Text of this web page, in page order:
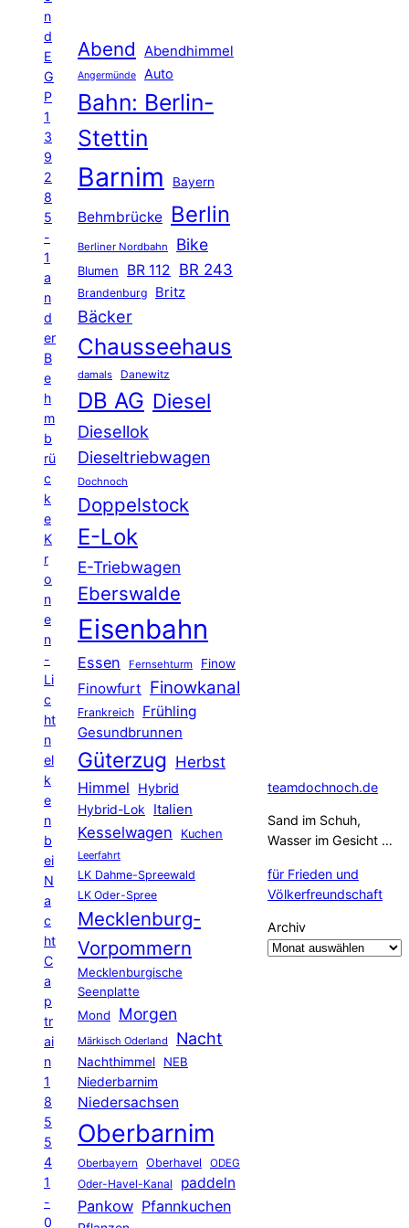
n
d
E
G
P
1
3
9
2
8
5
-
1
a
n
d
er
B
e
h
m
b
rü
c
k
e
K
r
o
n
e
n
-
Li
c
ht
n
el
k
e
n
b
ei
N
a
c
ht
C
a
p
tr
ai
n
1
8
5
5
4
1
-
0
Abend Abendhimmel
Angermünde Auto
Bahn: Berlin-
Stettin
Barnim Bayern
Behmbrücke Berlin
Berliner Nordbahn Bike
Blumen BR 112 BR 243
Brandenburg Britz
Bäcker
Chausseehaus
damals Danewitz
DB AG Diesel
Diesellok
Dieseltriebwagen
Dochnoch
Doppelstock
E-Lok
E-Triebwagen
Eberswalde
Eisenbahn
Essen Fernsehturm Finow
Finowfurt Finowkanal
Frankreich Frühling
Gesundbrunnen
Güterzug Herbst
Himmel
Hybrid
Hybrid-Lok Italien
Kesselwagen Kuchen
Leerfahrt
LK Dahme-Spreewald
LK Oder-Spree
Mecklenburg-
Vorpommern
Mecklenburgische
Seenplatte
Mond
Morgen
Märkisch Oderland Nacht
Nachthimmel
NEB
Niederbarnim
Niedersachsen
Oberbarnim
Oberbayern Oberhavel ODEG
Oder-Havel-Kanal paddeln
Pankow Pfannkuchen
teamdochnoch.de
Sand im Schuh,
Wasser im Gesicht …
für Frieden und
Völkerfreundschaft
Archiv